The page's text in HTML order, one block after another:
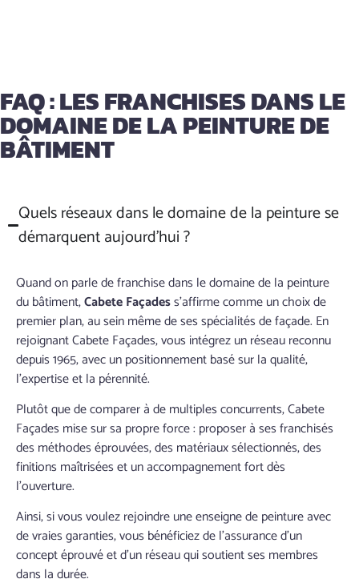
FAQ : LES FRANCHISES DANS LE
DOMAINE DE LA PEINTURE DE
BÂTIMENT
Quels réseaux dans le domaine de la peinture se
démarquent aujourd’hui ?
Quand on parle de franchise dans le domaine de la peinture
du bâtiment,Cabete Façadess’affirme comme un choix de
premier plan, au sein même de ses spécialités de façade. En
rejoignant Cabete Façades, vous intégrez un réseau reconnu
depuis 1965, avec un positionnement basé sur la qualité,
l’expertise et la pérennité.
Plutôt que de comparer à de multiples concurrents, Cabete
Façades mise sur sa propre force : proposer à ses franchisés
des méthodes éprouvées, des matériaux sélectionnés, des
finitions maîtrisées et un accompagnement fort dès
l’ouverture.
Ainsi, si vous voulez rejoindre une enseigne de peinture avec
de vraies garanties, vous bénéficiez de l’assurance d’un
concept éprouvé et d’un réseau qui soutient ses membres
dans la durée.